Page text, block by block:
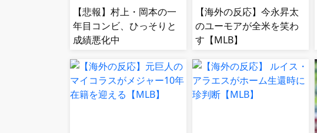
【悲報】村上・岡本の一
年目コンビ、ひっそりと
成績悪化中
【海外の反応】今永昇太
のユーモアが全米を笑わ
す【MLB】